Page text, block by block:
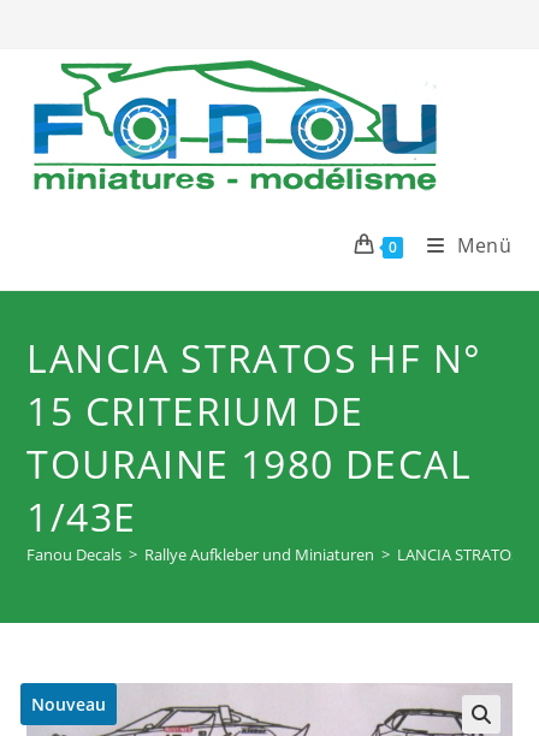
springen
0 Menü
LANCIA STRATOS HF N°
15 CRITERIUM DE
TOURAINE 1980 DECAL
1/43E
Fanou Decals > Rallye Aufkleber und Miniaturen > LANCIA STRATOS
Nouveau